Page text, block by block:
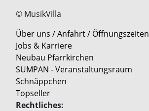
© MusikVilla
Über uns / Anfahrt / Öffnungszeiten
Jobs & Karriere
Neubau Pfarrkirchen
SUMPAN - Veranstaltungsraum
Schnäppchen
Topseller
Rechtliches: